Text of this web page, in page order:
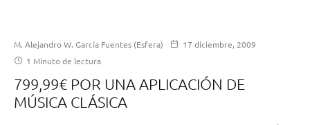
M. Alejandro W. García Fuentes (Esfera)
17 diciembre, 2009
1 Minuto de lectura
799,99€ POR UNA APLICACIÓN DE
MÚSICA CLÁSICA